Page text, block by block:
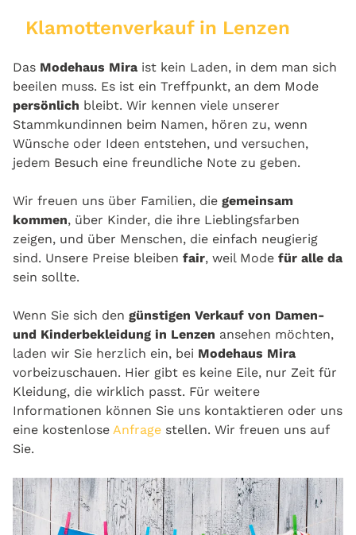
Klamottenverkauf in Lenzen
Das Modehaus Mira ist kein Laden, in dem man sich
beeilen muss. Es ist ein Treffpunkt, an dem Mode
persönlich bleibt. Wir kennen viele unserer
Stammkundinnen beim Namen, hören zu, wenn
Wünsche oder Ideen entstehen, und versuchen,
jedem Besuch eine freundliche Note zu geben.
Wir freuen uns über Familien, die gemeinsam
kommen, über Kinder, die ihre Lieblingsfarben
zeigen, und über Menschen, die einfach neugierig
sind. Unsere Preise bleiben fair, weil Mode für alle da
sein sollte.
Wenn Sie sich den günstigen Verkauf von Damen-
und Kinderbekleidung in Lenzen ansehen möchten,
laden wir Sie herzlich ein, bei Modehaus Mira
vorbeizuschauen. Hier gibt es keine Eile, nur Zeit für
Kleidung, die wirklich passt. Für weitere
Informationen können Sie uns kontaktieren oder uns
eine kostenlose Anfrage stellen. Wir freuen uns auf
Sie.